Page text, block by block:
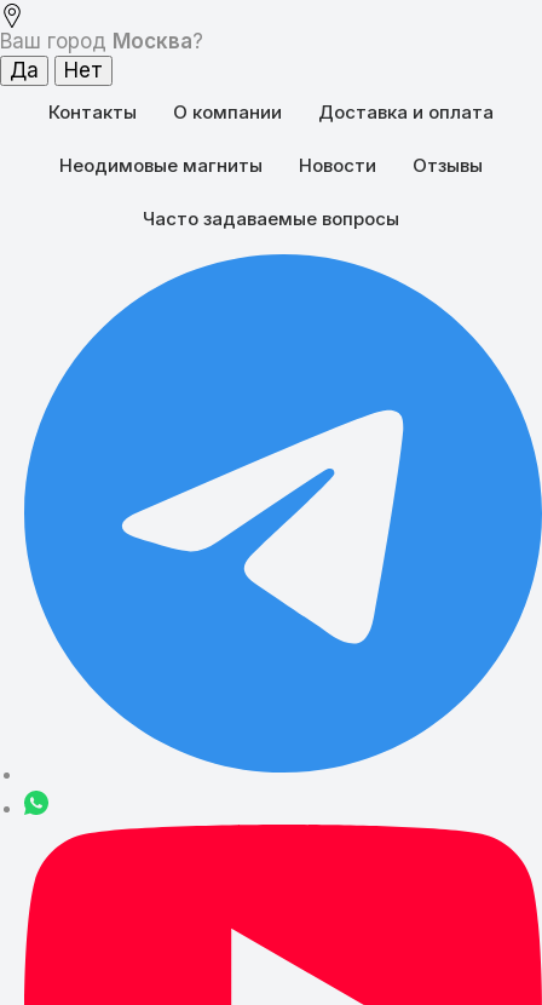
Ваш город Москва?
Контакты О компании Доставка и оплата
Неодимовые магниты Новости Отзывы
Часто задаваемые вопросы